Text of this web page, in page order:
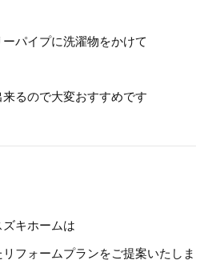
パイプに洗濯物をかけて
るので大変おすすめです
ズキホームは
フォームプランをご提案いたしま